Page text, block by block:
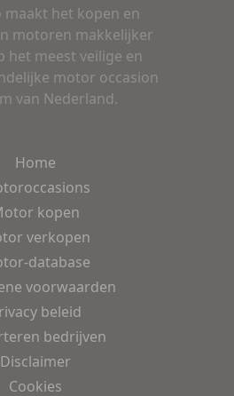
maakt het kopen en
motoren makkelijker
het meest veilige en
motor occasion
van Nederland.
Home
kopen
verkopen
database
voorwaarden
beleid
bedrijven
Disclaimer
Cookies